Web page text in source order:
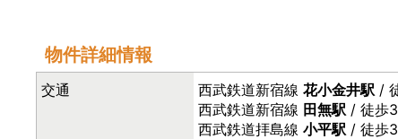
物件詳細情報
交通 西武鉄道新宿線 花小金井駅 /
西武鉄道新宿線 田無駅 / 徒歩
西武鉄道拝島線 小平駅 / 徒歩